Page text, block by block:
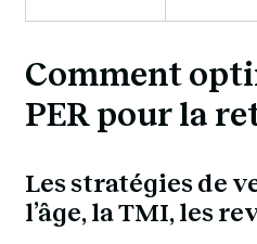
Comment
PER pour la
Les stratégies de
l’âge, la TMI, les